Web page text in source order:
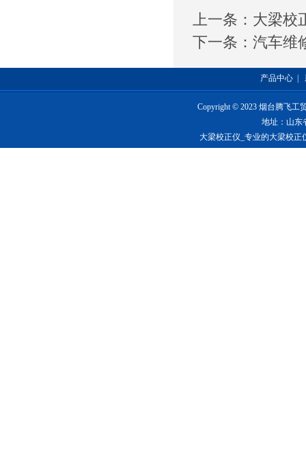
上一条： 大梁校
下一条： 汽车维
产品中心
Copyright © 2023 烟台腾飞工
地址：山东
大梁校正仪_专业的大梁校